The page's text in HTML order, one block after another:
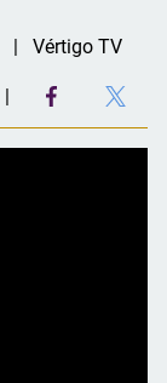
Vértigo TV